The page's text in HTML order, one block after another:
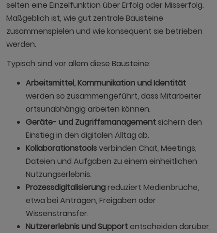
selten eine Einzelfunktion über Erfolg oder Misserfolg.
Maßgeblich ist, wie gut zentrale Bausteine
zusammenspielen und wie konsequent sie betrieben
werden.
Typisch sind vor allem diese Bausteine:
Arbeitsmittel, Kommunikation und Identität
werden so zusammengeführt, dass Mitarbeiter
ortsunabhängig arbeiten können.
Geräte- und Zugriffsmanagementsichern den
Einstieg in den digitalen Alltag ab.
Kollaborationstoolsverbinden Chat, Meetings,
Dateien und Aufgaben zu einem einheitlichen
Nutzungserlebnis.
Prozessdigitalisierungreduziert Medienbrüche,
etwa bei Anträgen, Freigaben oder
Wissenstransfer.
Nutzererlebnis und Supportentscheiden darüber,